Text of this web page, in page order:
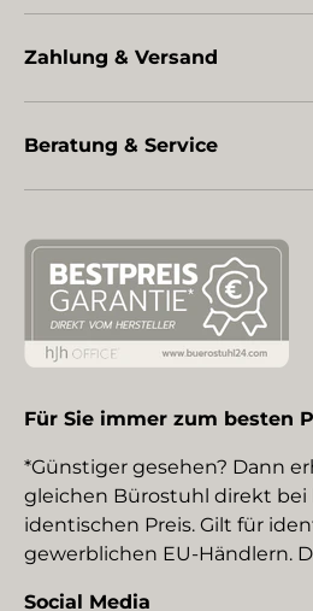
Zahlung & Versand
Beratung & Service
Für Sie immer zum besten
*Günstiger gesehen? Dann
gleichen Bürostuhl direkt
identischen Preis. Gilt für
gewerblichen EU-Händlern.
Social Media